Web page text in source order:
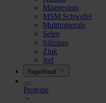
Magnesium
MSM Schwefel
Multiminerale
Selen
Silizium
Zink
Jod
Superfood
Proteine